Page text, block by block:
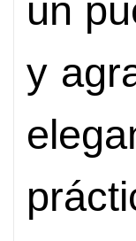
un
y